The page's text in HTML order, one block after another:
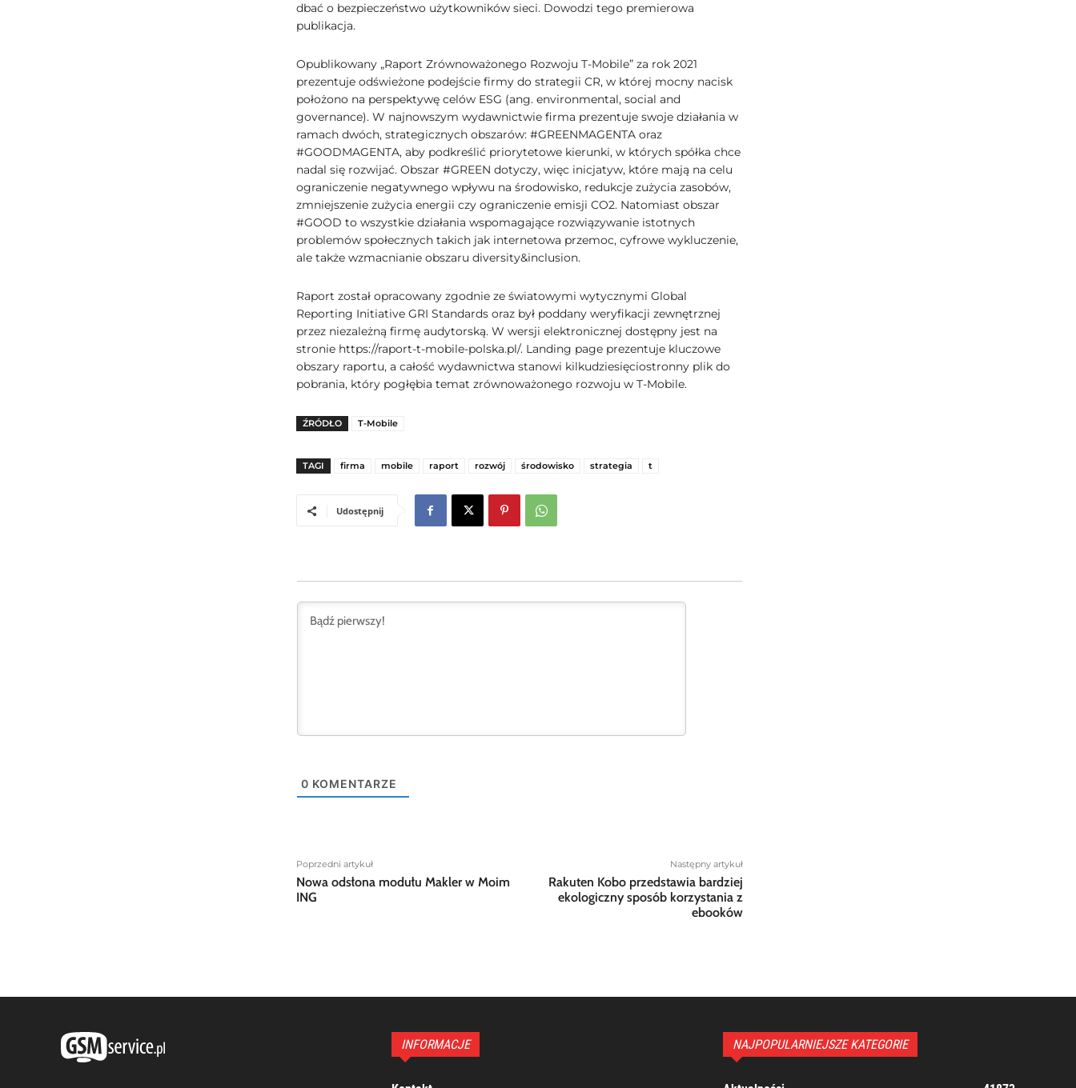
dbać o bezpieczeństwo użytkowników sieci. Dowodzi tego premierowa
publikacja.
Opublikowany „Raport Zrównoważonego Rozwoju T-Mobile” za rok 2021
prezentuje odświeżone podejście firmy do strategii CR, w której mocny nacisk
położono na perspektywę celów ESG (ang. environmental, social and
governance). W najnowszym wydawnictwie firma prezentuje swoje działania w
ramach dwóch, strategicznych obszarów: #GREENMAGENTA oraz
#GOODMAGENTA, aby podkreślić priorytetowe kierunki, w których spółka chce
nadal się rozwijać. Obszar #GREEN dotyczy, więc inicjatyw, które mają na celu
ograniczenie negatywnego wpływu na środowisko, redukcje zużycia zasobów,
zmniejszenie zużycia energii czy ograniczenie emisji CO2. Natomiast obszar
#GOOD to wszystkie działania wspomagające rozwiązywanie istotnych
problemów społecznych takich jak internetowa przemoc, cyfrowe wykluczenie,
ale także wzmacnianie obszaru diversity&inclusion.
Raport został opracowany zgodnie ze światowymi wytycznymi Global
Reporting Initiative GRI Standards oraz był poddany weryfikacji zewnętrznej
przez niezależną firmę audytorską. W wersji elektronicznej dostępny jest na
stronie https://raport-t-mobile-polska.pl/. Landing page prezentuje kluczowe
obszary raportu, a całość wydawnictwa stanowi kilkudziesięciostronny plik do
pobrania, który pogłębia temat zrównoważonego rozwoju w T-Mobile.
ŹRÓDŁO T-Mobile
TAGI firma mobile raport rozwój środowisko strategia t
Udostępnij
0 KOMENTARZE
Poprzedni artykuł
Nowa odsłona modułu Makler w Moim
ING
Następny artykuł
Rakuten Kobo przedstawia bardziej
ekologiczny sposób korzystania z
ebooków
INFORMACJE NAJPOPULARNIEJSZE KATEGORIE